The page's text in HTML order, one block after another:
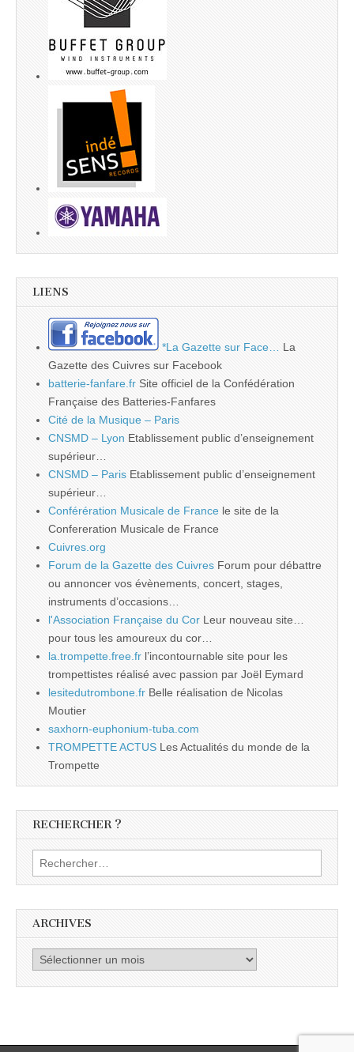
LIENS
*La Gazette sur Face…
La
Gazette des Cuivres sur Facebook
batterie-fanfare.fr Site officiel de la Confédération
Française des Batteries-Fanfares
Cité de la Musique – Paris
CNSMD – Lyon Etablissement public d’enseignement
supérieur…
CNSMD – Paris Etablissement public d’enseignement
supérieur…
Conférération Musicale de France le site de la
Confereration Musicale de France
Cuivres.org
Forum de la Gazette des Cuivres Forum pour débattre
ou annoncer vos évènements, concert, stages,
instruments d’occasions…
l'Association Française du Cor Leur nouveau site…
pour tous les amoureux du cor…
la.trompette.free.fr l’incontournable site pour les
trompettistes réalisé avec passion par Joël Eymard
lesitedutrombone.fr Belle réalisation de Nicolas
Moutier
saxhorn-euphonium-tuba.com
TROMPETTE ACTUS Les Actualités du monde de la
Trompette
RECHERCHER ?
Rechercher :
ARCHIVES
Archives